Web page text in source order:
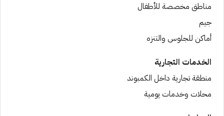
مناطق مخصصة للأطفال
جيم
أماكن للجلوس والتنزه
الخدمات التجارية
منطقة تجارية داخل الكمبوند
محلات وخدمات يومية